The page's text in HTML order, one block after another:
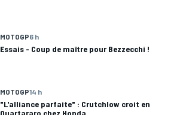
MOTOGP6 h
Essais - Coup de maître pour Bezzecchi !
MOTOGP14 h
"L'alliance parfaite" : Crutchlow croit en
Quartararo chez Honda